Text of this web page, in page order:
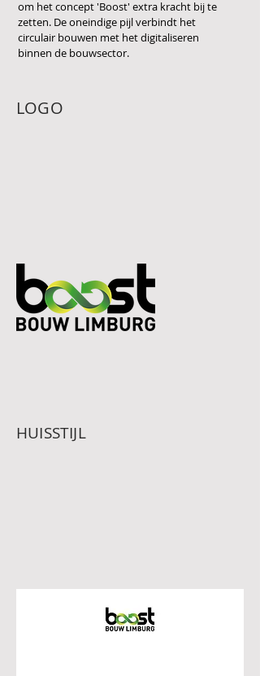
om het concept 'Boost' extra kracht bij te
zetten. De oneindige pijl verbindt het
circulair bouwen met het digitaliseren
binnen de bouwsector.
LOGO
HUISSTIJL